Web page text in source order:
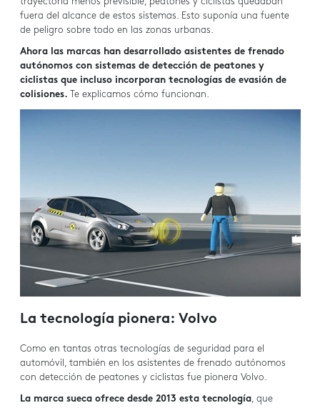
trayectoria menos previsible, peatones y ciclistas quedaban
fuera del alcance de estos sistemas. Esto suponía una fuente
de peligro sobre todo en las zonas urbanas.
Ahora las marcas han desarrollado asistentes de frenado
autónomos con sistemas de detección de peatones y
ciclistas que incluso incorporan tecnologías de evasión de
colisiones.
Te explicamos cómo funcionan.
La tecnología pionera: Volvo
Como en tantas otras tecnologías de seguridad para el
automóvil, también en los asistentes de frenado autónomos
con detección de peatones y ciclistas fue pionera Volvo.
La marca sueca ofrece desde 2013 esta tecnología, que